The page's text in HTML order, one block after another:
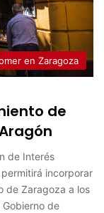
en Zaragoza
de
de Interés
incorporar
de Zaragoza a los
de